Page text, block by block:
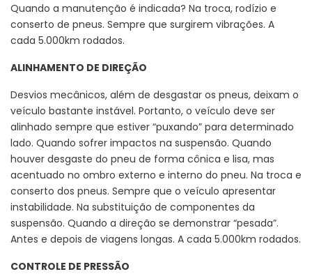
Quando a manutenção é indicada? Na troca, rodízio e
conserto de pneus. Sempre que surgirem vibrações. A
cada 5.000km rodados.
ALINHAMENTO DE DIREÇÃO
Desvios mecânicos, além de desgastar os pneus, deixam o
veículo bastante instável. Portanto, o veículo deve ser
alinhado sempre que estiver “puxando” para determinado
lado. Quando sofrer impactos na suspensão. Quando
houver desgaste do pneu de forma cônica e lisa, mas
acentuado no ombro externo e interno do pneu. Na troca e
conserto dos pneus. Sempre que o veículo apresentar
instabilidade. Na substituição de componentes da
suspensão. Quando a direção se demonstrar “pesada”.
Antes e depois de viagens longas. A cada 5.000km rodados.
CONTROLE DE PRESSÃO